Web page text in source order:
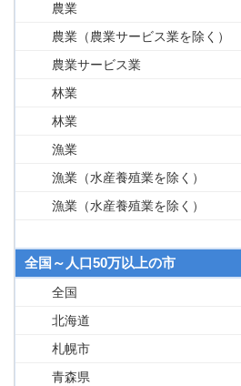
農業
農業（農業サービス業を除く）
農業サービス業
林業
林業
漁業
漁業（水産養殖業を除く）
漁業（水産養殖業を除く）
全国～人口50万以上の市
全国
北海道
札幌市
青森県